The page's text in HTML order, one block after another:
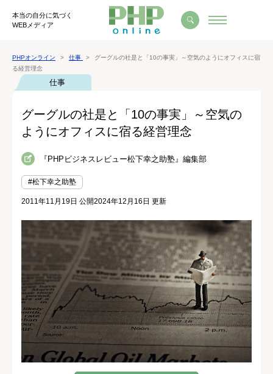
本当の自分に気づく
WEBメディア
PHPオンライン 仕事
グーグルの社是と「10の事実」～空気のようにオフィスに宿
る経営理念
仕事
グーグルの社是と「10の事実」～空気の
ようにオフィスに宿る経営理念
『PHPビジネスレビュー松下幸之助塾』編集部
#松下幸之助塾
2011年11月19日 公開2024年12月16日 更新